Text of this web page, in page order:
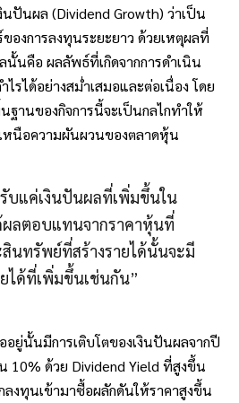
นปันผล (Dividend Growth) ว่าเป็น
งการลงทุนระยะยาว ด้วยเหตุผลที่
นั้นคือ ผลลัพธ์ที่เกิดจากการดำเนิน
ไรได้อย่างสม่ำเสมอและต่อเนื่อง โดย
านของกิจการนี้จะเป็นกลไกทำให้
นือความผันผวนของตลาดหุ้น
บแค่เงินปันผลที่เพิ่มขึ้นใน
ลตอบแทนจากราคาหุ้นที่
นทรัพย์ที่สร้างรายได้นั้นจะมี
ได้ที่เพิ่มขึ้นเช่นกัน”
อยู่นั้นมีการเติบโตของเงินปันผลจากปี
10% ด้วย Dividend Yield ที่สูงขึ้น
งทุนเข้ามาซื้อผลักดันให้ราคาสูงขึ้น